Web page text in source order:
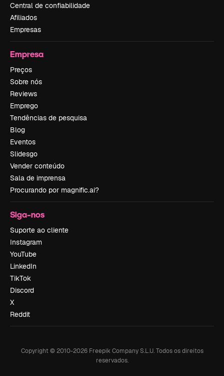
Central de confiabilidade
Afiliados
Empresas
Empresa
Preços
Sobre nós
Reviews
Emprego
Tendências de pesquisa
Blog
Eventos
Slidesgo
Vender conteúdo
Sala de imprensa
Procurando por magnific.ai?
Siga-nos
Suporte ao cliente
Instagram
YouTube
LinkedIn
TikTok
Discord
X
Reddit
Copyright © 2010-2026Freepik Company S.L.U. Todos os direitos
reservados.